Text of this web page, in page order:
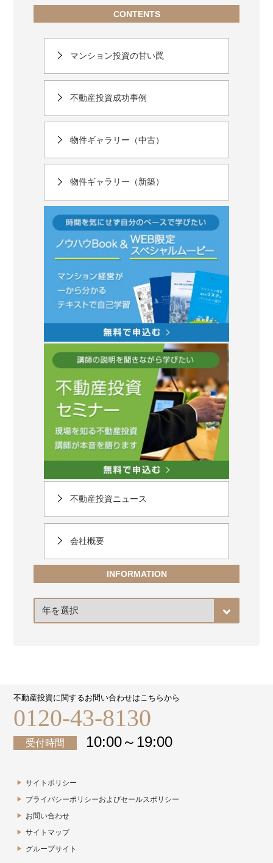
CONTENTS
マンション投資の甘い罠
不動産投資成功事例
物件ギャラリー（中古）
物件ギャラリー（新築）
不動産投資ニュース
会社概要
INFORMATION
ア
カ
不動産投資に関するお問い合わせはこちらから
0120-43-8130
受付時間 10:00～19:00
サイトポリシー
プライバシーポリシーおよびセールスポリシー
お問い合わせ
サイトマップ
グループサイト